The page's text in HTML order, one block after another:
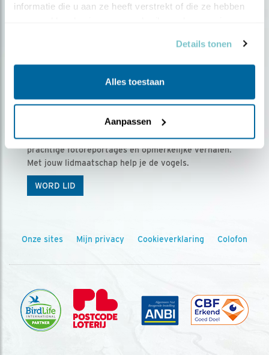
informatie die u aan ze heeft verstrekt of die ze hebben
Details tonen
Alles toestaan
Aanpassen
Ontvang 5 x Vogels voor € 36,00 per jaar
Vogels is het tijdschrift voor onze leden, met
prachtige fotoreportages en opmerkelijke verhalen.
Met jouw lidmaatschap help je de vogels.
WORD LID
Onze sites Mijn privacy Cookieverklaring Colofon